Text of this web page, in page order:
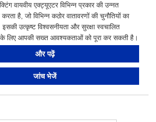
वायवीय एक्ट्यूएटर विभिन्न प्रकार की उन्नत
है, जो विभिन्न कठोर वातावरणों की चुनौतियों का
उत्कृष्ट विश्वसनीयता और सुरक्षा स्वचालित
के लिए आपकी सख्त आवश्यकताओं को पूरा कर सकती है।
और पढ़ें
जांच भेजें